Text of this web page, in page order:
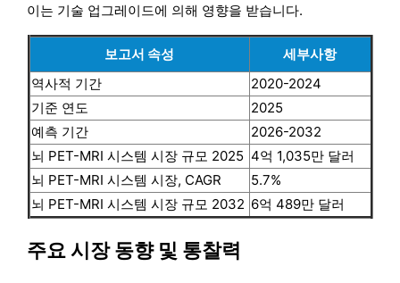
이는 기술 업그레이드에 의해 영향을 받습니다.
보고서 속성
세부사항
역사적 기간
2020-2024
기준 연도
2025
예측 기간
2026-2032
뇌 PET-MRI 시스템 시장 규모 2025 4억 1,035만 달러
뇌 PET-MRI 시스템 시장, CAGR
5.7%
뇌 PET-MRI 시스템 시장 규모 2032 6억 489만 달러
주요 시장 동향 및 통찰력